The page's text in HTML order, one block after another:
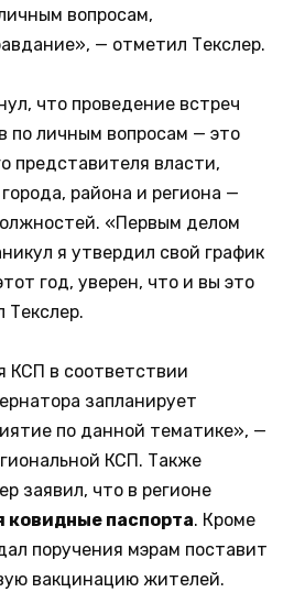
вопросам,
— отметил Текслер.
что проведение встреч
по личным вопросам — это
представителя власти,
района и региона —
«Первым делом
я утвердил свой график
год, уверен, что и вы это
Текслер.
КСП в соответствии
запланирует
по данной тематике», —
КСП. Также
заявил, что в регионе
ковидные паспорта. Кроме
поручения мэрам поставит
вакцинацию жителей.